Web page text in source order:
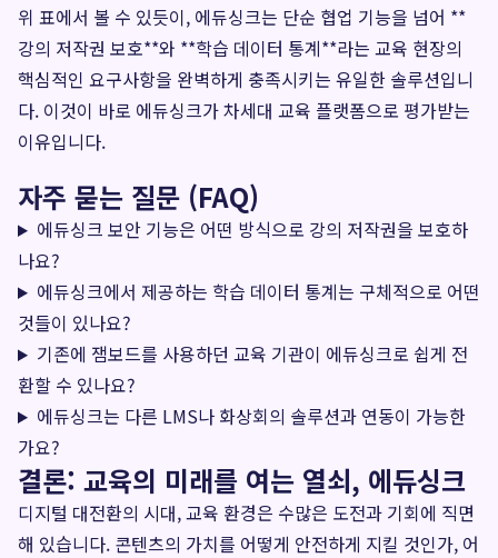
위 표에서 볼 수 있듯이, 에듀싱크는 단순 협업 기능을 넘어 **
강의 저작권 보호**와 **학습 데이터 통계**라는 교육 현장의
핵심적인 요구사항을 완벽하게 충족시키는 유일한 솔루션입니
다. 이것이 바로 에듀싱크가 차세대 교육 플랫폼으로 평가받는
이유입니다.
자주 묻는 질문 (FAQ)
에듀싱크 보안 기능은 어떤 방식으로 강의 저작권을 보호하
나요?
에듀싱크에서 제공하는 학습 데이터 통계는 구체적으로 어떤
것들이 있나요?
기존에 잼보드를 사용하던 교육 기관이 에듀싱크로 쉽게 전
환할 수 있나요?
에듀싱크는 다른 LMS나 화상회의 솔루션과 연동이 가능한
가요?
결론: 교육의 미래를 여는 열쇠, 에듀싱크
디지털 대전환의 시대, 교육 환경은 수많은 도전과 기회에 직면
해 있습니다. 콘텐츠의 가치를 어떻게 안전하게 지킬 것인가, 어